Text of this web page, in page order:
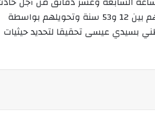
مرور لتقديم الإسعافات لخمسة أشخاص أصيبوا بجروح متفاوتة الخطورة في عين المكان تتراوح أعمارهم بين 12 و53 سنة وتحويلهم بواسطة
بسيدي عيسى تحقيقا لتحديد حيثيات